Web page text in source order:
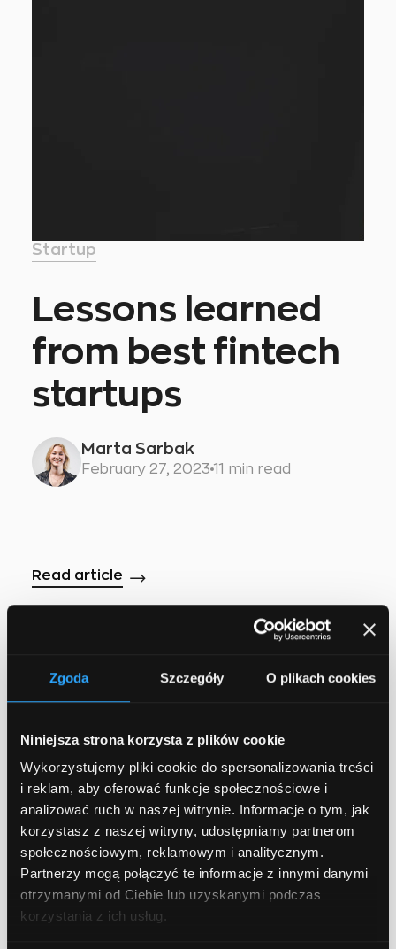
Zgoda Szczegóły O plikach cookies
Niniejsza strona korzysta z plików cookie
Wykorzystujemy pliki cookie do spersonalizowania treści
i reklam, aby oferować funkcje społecznościowe i
analizować ruch w naszej witrynie. Informacje o tym, jak
korzystasz z naszej witryny, udostępniamy partnerom
społecznościowym, reklamowym i analitycznym.
Partnerzy mogą połączyć te informacje z innymi danymi
otrzymanymi od Ciebie lub uzyskanymi podczas
korzystania z ich usług.
Startup
Lessons learned
from best fintech
startups
Marta Sarbak
February 27, 2023 11 min read
Read article
More posts
All AIBusiness Code InfographicsIT